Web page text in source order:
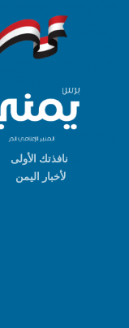
نافذتك الأولى
لأخبار اليمن